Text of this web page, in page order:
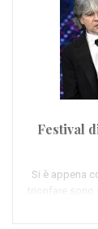
Festival
Si è appena
trionfare sono